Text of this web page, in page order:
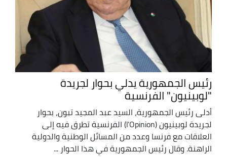
رئيس الجمهورية يدلي بحوار لجريدة
"لوبينيون" الفرنسية
أدلى رئيس الجمهورية، السيد عبد المجيد تبون، بحوار
لجريدة لوبينيون (l’Opinion) الفرنسية تطرق فيه إلى
العلاقات مع فرنسا وعدد من المسائل الوطنية والدولية
الراهنة. وقال رئيس الجمهورية في هذا الحوار ...